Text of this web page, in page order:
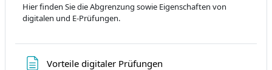
Hier finden Sie die Abgrenzung sowie Eigenschaften von
digitalen und E-Prüfungen.
Vorteile digitaler Prüfungen